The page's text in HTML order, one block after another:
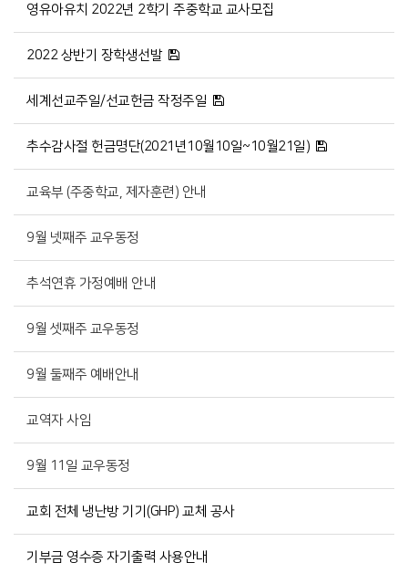
영유아유치 2022년 2학기 주중학교 교사모집
2022 상반기 장학생선발
세계선교주일/선교헌금 작정주일
추수감사절 헌금명단(2021년10월10일~10월21일)
교육부 (주중학교, 제자훈련) 안내
9월 넷째주 교우동정
추석연휴 가정예배 안내
9월 셋째주 교우동정
9월 둘째주 예배안내
교역자 사임
9월 11일 교우동정
교회 전체 냉난방 기기(GHP) 교체 공사
기부금 영수증 자기출력 사용안내